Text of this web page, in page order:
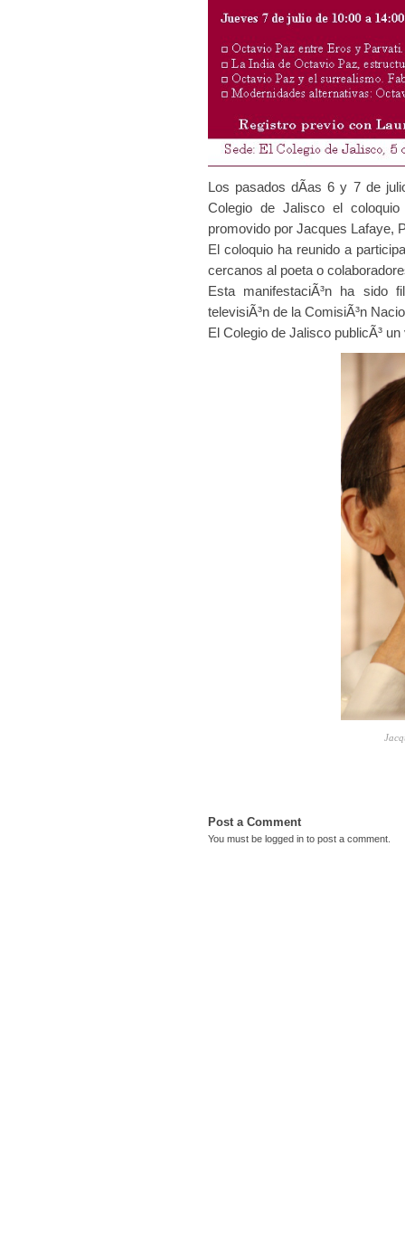
Los pasados dÃ­as 6 y 7 de
Colegio de Jalisco el
promovido por Jacques Lafaye,
El coloquio ha reunido a
cercanos al poeta o
Esta manifestaciÃ³n ha sido
televisiÃ³n de la ComisiÃ³n
El Colegio de Jalisco publicÃ³
Post a Comment
You must be logged in to post a comment.